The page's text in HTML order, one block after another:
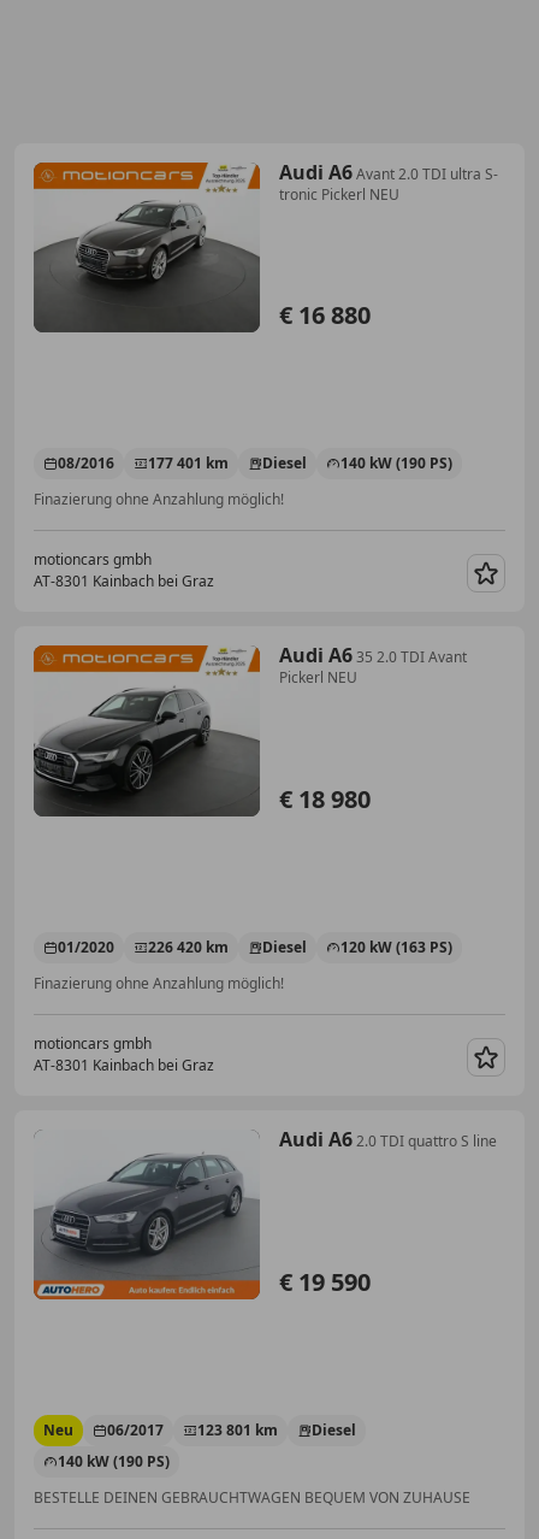
Audi A6Avant 2.0 TDI ultra S-
tronic Pickerl NEU
€ 16 880
08/2016 177 401 km Diesel
140 kW (190 PS)
Finazierung ohne Anzahlung möglich!
motioncars gmbh
AT-8301 Kainbach bei Graz
Audi A635 2.0 TDI Avant
Pickerl NEU
€ 18 980
01/2020 226 420 km Diesel
120 kW (163 PS)
Finazierung ohne Anzahlung möglich!
motioncars gmbh
AT-8301 Kainbach bei Graz
Audi A62.0 TDI quattro S line
€ 19 590
Neu 06/2017 123 801 km
Diesel
140 kW (190 PS)
BESTELLE DEINEN GEBRAUCHTWAGEN BEQUEM VON ZUHAUSE